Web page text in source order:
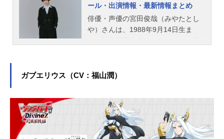
ール・出演情報・最新情報まとめ
俳優・声優の宮田俊哉（みやたとし
や）さんは、1988年9月14日生ま
ガブエリウス（CV：福山潤）